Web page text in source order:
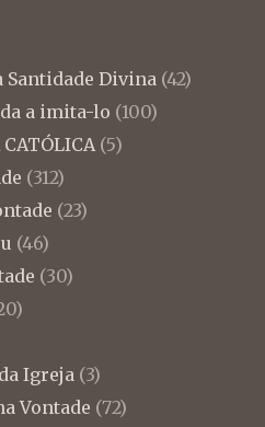
Santidade Divina (42)
a imita-lo (100)
CATÓLICA (5)
(312)
(23)
(46)
(30)
Igreja (3)
Vontade (72)